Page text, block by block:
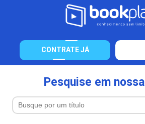
CONTRATE JÁ
Pesquise em